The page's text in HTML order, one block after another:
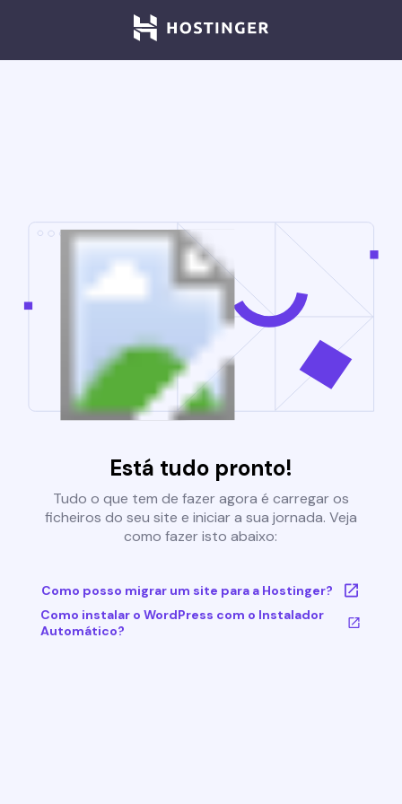
Está tudo pronto!
Tudo o que tem de fazer agora é carregar os
ficheiros do seu site e iniciar a sua jornada. Veja
como fazer isto abaixo:
Como posso migrar um site para a Hostinger?
Como instalar o WordPress com o Instalador
Automático?